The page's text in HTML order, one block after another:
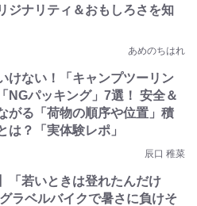
ジナリティ＆おもしろさを知
あめのちはれ
けない！「キャンプツーリン
NGパッキング」7選！ 安全＆
がる「荷物の順序や位置」積
は？「実体験レポ」
辰口 稚菜
「若いときは登れたんだけ
ラベルバイクで暑さに負けそ